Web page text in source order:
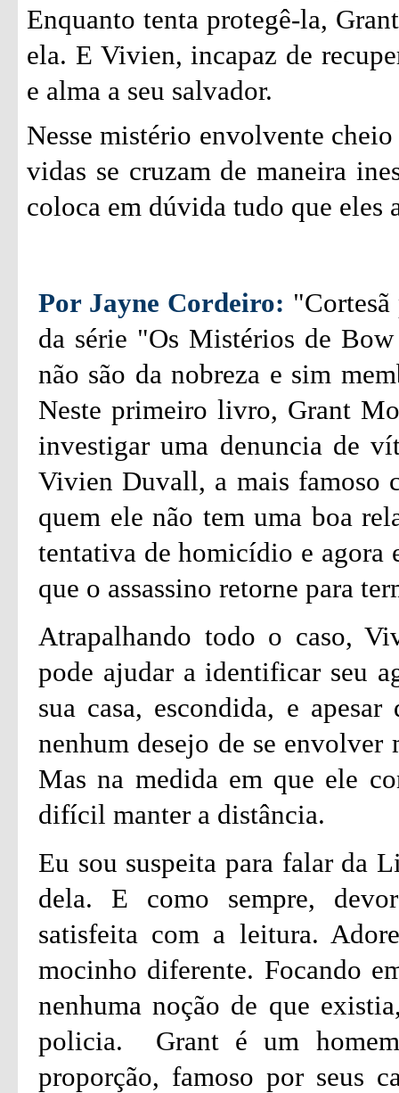
Enquanto tenta protegê-la,
ela. E Vivien, incapaz de
e alma a seu salvador.
Nesse mistério envolvente
vidas se cruzam de maneira
coloca em dúvida tudo que eles
Por Jayne Cordeiro:
da série "Os Mistérios de
não são da nobreza e sim
Neste primeiro livro, Grant
investigar uma denuncia de
Vivien Duvall, a mais famoso
quem ele não tem uma boa
tentativa de homicídio e agora
que o assassino retorne para
Atrapalhando todo o caso,
pode ajudar a identificar seu
sua casa, escondida, e
nenhum desejo de se envolver
Mas na medida em que ele
difícil manter a distância.
Eu sou suspeita para falar da
dela. E como sempre,
satisfeita com a leitura.
mocinho diferente. Focando
nenhuma noção de que
policia. Grant é um
proporção, famoso por seus